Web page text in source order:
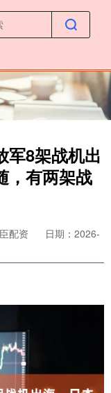
军8架战机出
，有两架战
配资
日期：2026-